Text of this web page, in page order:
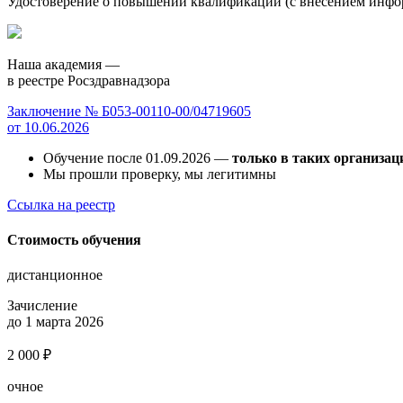
Наша академия —
в реестре Росздравнадзора
Заключение № Б053-00110-00/04719605
от 10.06.2026
Обучение после 01.09.2026 — только в таких
Мы прошли проверку, мы легитимны
Ссылка на реестр
Стоимость обучения
дистанционное
Зачисление
до 1 марта 2026
2 000 ₽
очное